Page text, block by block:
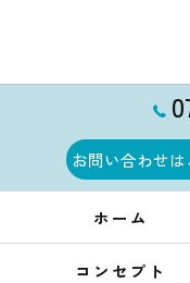
お問い合わせは
ホーム
コンセプト